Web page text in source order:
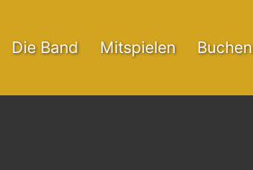
Die Band Mitspielen Buchen